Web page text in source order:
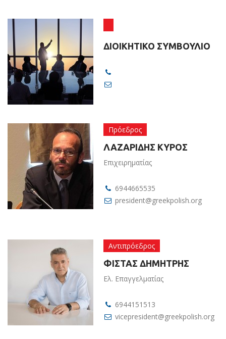
ΔΙΟΙΚΗΤΙΚΟ ΣΥΜΒΟΥΛΙΟ
Πρόεδρος
ΛΑΖΑΡΙΔΗΣ ΚΥΡΟΣ
Επιχειρηματίας
6944665535
president@greekpolish.org
Αντιπρόεδρος
ΦΙΣΤΑΣ ΔΗΜΗΤΡΗΣ
Ελ. Επαγγελματίας
6944151513
vicepresident@greekpolish.org